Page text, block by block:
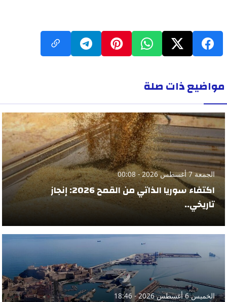
مواضيع ذات صلة
الجمعة 7 أغسطس 2026 - 00:08
اكتفاء سوريا الذاتي من القمح 2026: إنجاز
تاريخي..
الخميس 6 أغسطس 2026 - 18:46